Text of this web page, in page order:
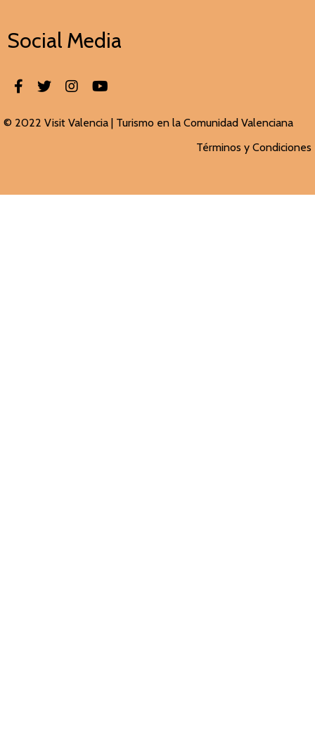
Social Media
© 2022 Visit Valencia | Turismo en la Comunidad Valenciana
Términos y Condiciones